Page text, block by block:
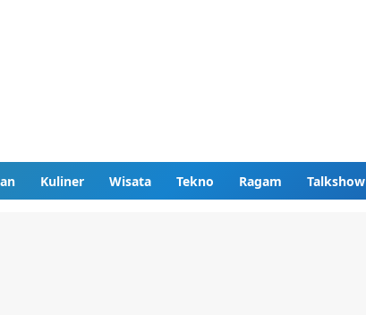
Kuliner Wisata Tekno Ragam Talkshow